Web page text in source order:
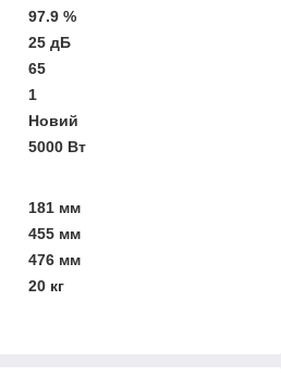
97.9 %
25 дБ
65
1
Новий
5000 Вт
181 мм
455 мм
476 мм
20 кг